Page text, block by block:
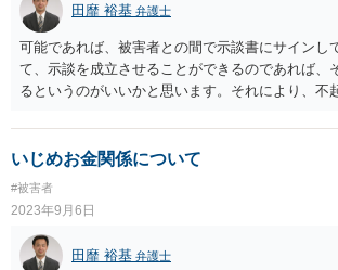
田靡 裕基 弁護士
可能であれば、被害者との間で示談書にサインし
て、示談を成立させることができるのであれば、
るというのがいいかと思います。それにより、不
たという事実は、かなり有利に働きます。金額も
科もないのであれば、不起訴（起訴猶予）がある
いじめお金関係について
#被害者
2023年9月6日
田靡 裕基 弁護士